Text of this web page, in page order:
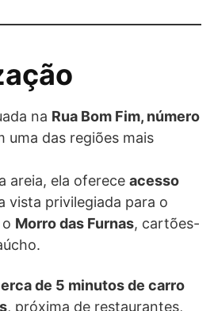
na Rua Bom Fim, número
uma das regiões mais
areia, ela oferece acesso
vista privilegiada para o
Morro das Furnas, cartões-
de 5 minutos de carro
, próxima de restaurantes,